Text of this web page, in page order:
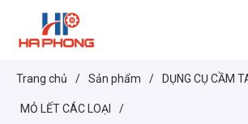
Trang chủ / Sản phẩm / DỤNG CỤ CẦM
MỎ LẾT CÁC LOẠI /